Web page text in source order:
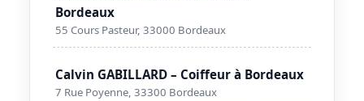
Bordeaux
55 Cours Pasteur, 33000 Bordeaux
Calvin GABILLARD – Coiffeur à Bordeaux
7 Rue Poyenne, 33300 Bordeaux